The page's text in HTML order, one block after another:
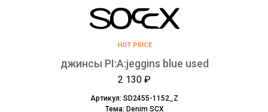
HOT PRICE
джинсы PI:A:jeggins blue used
2 130 ₽
Артикул: SD2455-1152_Z
Тема: Denim SCX